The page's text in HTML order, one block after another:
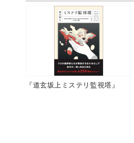
『道玄坂上ミステリ監視塔』